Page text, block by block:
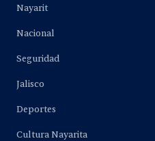
Nayarit
Nacional
Seguridad
Jalisco
Deportes
Cultura Nayarita